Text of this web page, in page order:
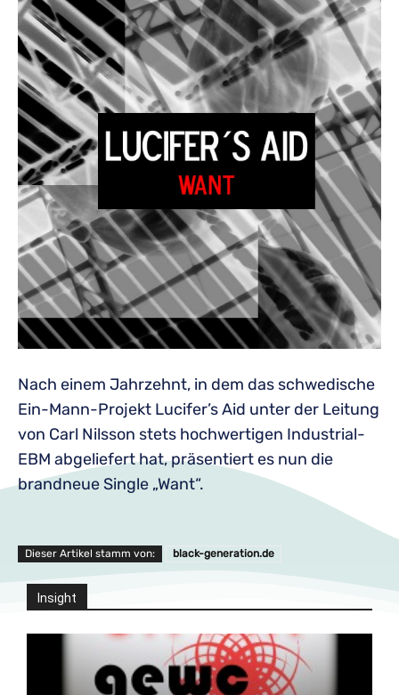
Nach einem Jahrzehnt, in dem das schwedische
Ein-Mann-Projekt Lucifer’s Aid unter der Leitung
von Carl Nilsson stets hochwertigen Industrial-
EBM abgeliefert hat, präsentiert es nun die
brandneue Single „Want“.
Dieser Artikel stamm von: black-generation.de
Insight